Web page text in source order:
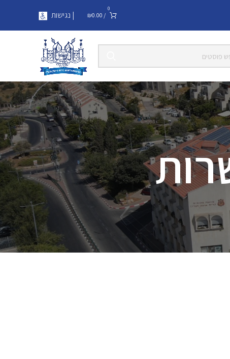
0
/
₪0.00 | נגישות